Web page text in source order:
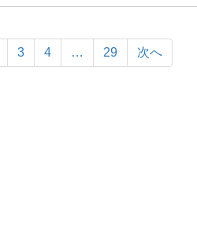
3 4 … 29 次へ